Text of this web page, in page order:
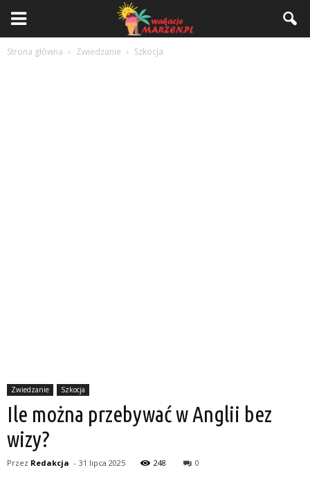
Strona główna Zwiedzanie Szkocja
Zwiedzanie Szkocja
Ile można przebywać w Anglii bez
wizy?
Przez Redakcja - 31 lipca 2025 248 0